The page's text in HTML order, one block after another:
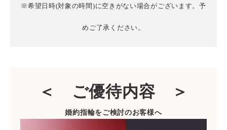
※希望日時(対象の時間)に空きがない場合がございます。予
めご了承ください。
＜ ご優待内容 ＞
婚約指輪をご検討のお客様へ